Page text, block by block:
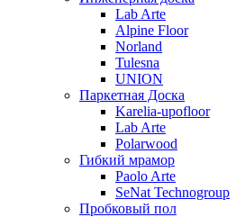
Lab Arte
Alpine Floor
Norland
Tulesna
UNION
Паркетная Доска
Karelia-upofloor
Lab Arte
Polarwood
Гибкий мрамор
Paolo Arte
SeNat Technogroup
Пробковый пол